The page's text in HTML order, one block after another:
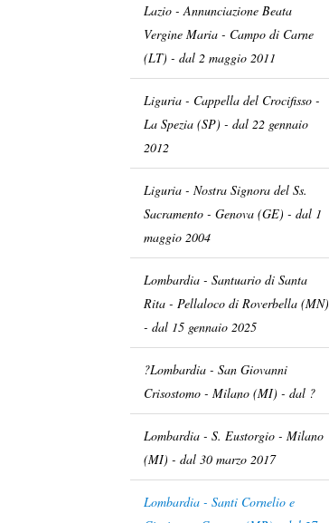
Lazio - Annunciazione Beata
Vergine Maria - Campo di Carne
(LT) - dal 2 maggio 2011
Liguria - Cappella del Crocifisso -
La Spezia (SP) - dal 22 gennaio
2012
Liguria - Nostra Signora del Ss.
Sacramento - Genova (GE) - dal 1
maggio 2004
Lombardia - Santuario di Santa
Rita - Pellaloco di Roverbella (MN)
- dal 15 gennaio 2025
?Lombardia - San Giovanni
Crisostomo - Milano (MI) - dal ?
Lombardia - S. Eustorgio - Milano
(MI) - dal 30 marzo 2017
Lombardia - Santi Cornelio e